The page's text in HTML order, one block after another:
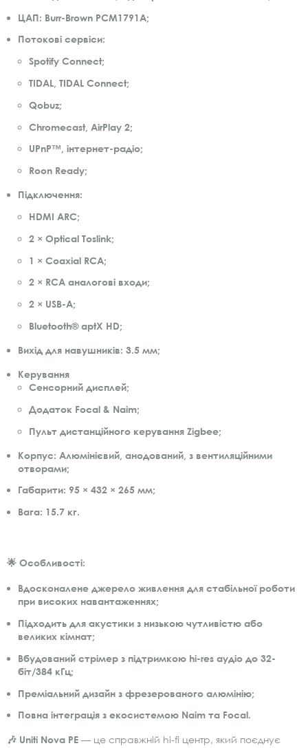
ЦАП: Burr-Brown PCM1791A;
Потокові сервіси:
Spotify Connect;
TIDAL, TIDAL Connect;
Qobuz;
Chromecast, AirPlay 2;
UPnP™, інтернет-радіо;
Roon Ready;
Підключення:
HDMI ARC;
2 × Optical Toslink;
1 × Coaxial RCA;
2 × RCA аналогові входи;
2 × USB-A;
Bluetooth® aptX HD;
Вихід для навушників: 3.5 мм;
Керування
Сенсорний дисплей;
Додаток Focal & Naim;
Пульт дистанційного керування Zigbee;
Корпус: Алюмінієвий, анодований, з вентиляційними
отворами;
Габарити: 95 × 432 × 265 мм;
Вага: 15.7 кг.
🌟 Особливості:
Вдосконалене джерело живлення для стабільної роботи
при високих навантаженнях;
Підходить для акустики з низькою чутливістю або
великих кімнат;
Вбудований стрімер з підтримкою hi-res аудіо до 32-
біт/384 кГц;
Преміальний дизайн з фрезерованого алюмінію;
Повна інтеграція з екосистемою Naim та Focal.
🎶 Uniti Nova PE — це справжній hi-fi центр, який поєднує